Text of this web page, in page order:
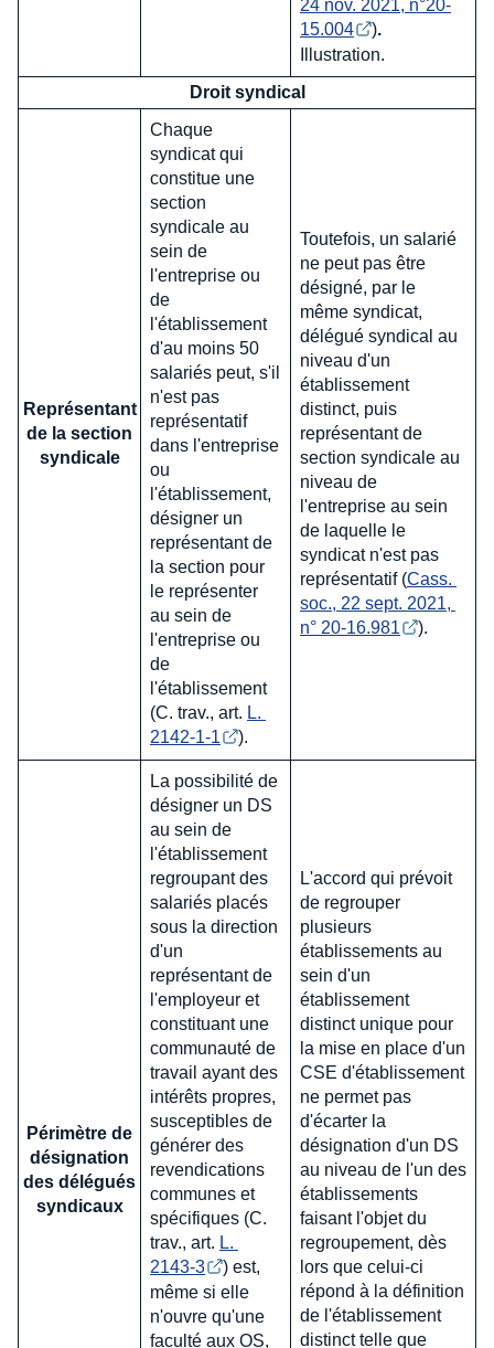
24 nov. 2021, n°20-
15.004
).
Illustration.
Droit syndical
Représentant
de la section
syndicale
Chaque
syndicat qui
constitue une
section
syndicale au
sein de
l'entreprise ou
de
l'établissement
d'au moins 50
salariés peut, s'il
n'est pas
représentatif
dans l'entreprise
ou
l'établissement,
désigner un
représentant de
la section pour
le représenter
au sein de
l'entreprise ou
de
l'établissement
(C. trav., art. L.
2142-1-1
).
Toutefois, un salarié
ne peut pas être
désigné, par le
même syndicat,
délégué syndical au
niveau d'un
établissement
distinct, puis
représentant de
section syndicale au
niveau de
l'entreprise au sein
de laquelle le
syndicat n'est pas
représentatif (Cass.
soc., 22 sept. 2021,
n° 20-16.981
).
Périmètre de
désignation
des délégués
syndicaux
La possibilité de
désigner un DS
au sein de
l'établissement
regroupant des
salariés placés
sous la direction
d'un
représentant de
l'employeur et
constituant une
communauté de
travail ayant des
intérêts propres,
susceptibles de
générer des
revendications
communes et
spécifiques (C.
trav., art. L.
2143-3
) est,
même si elle
n'ouvre qu'une
faculté aux OS,
L'accord qui prévoit
de regrouper
plusieurs
établissements au
sein d'un
établissement
distinct unique pour
la mise en place d'un
CSE d'établissement
ne permet pas
d'écarter la
désignation d'un DS
au niveau de l'un des
établissements
faisant l'objet du
regroupement, dès
lors que celui-ci
répond à la définition
de l'établissement
distinct telle que